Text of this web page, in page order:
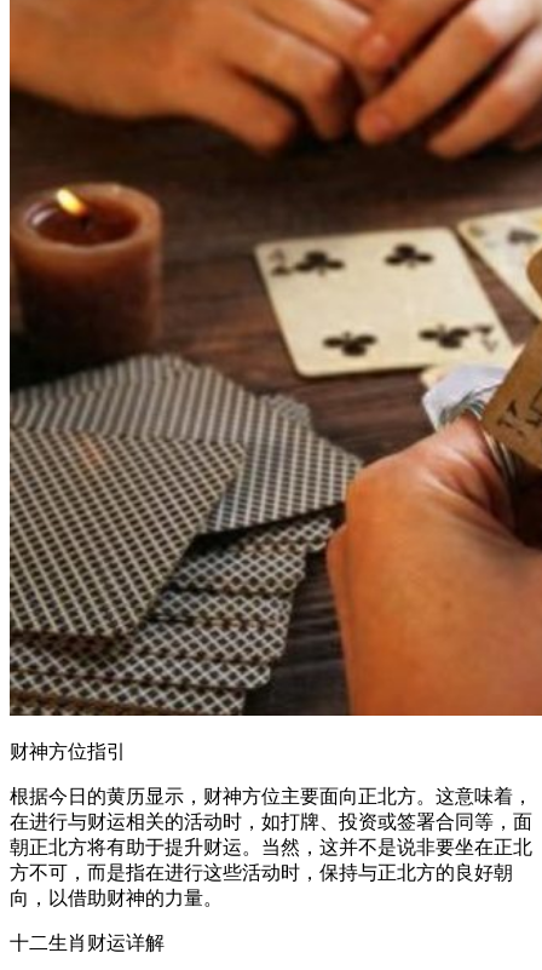
财神方位指引
根据今日的黄历显示，财神方位主要面向正北方。这意味着，
在进行与财运相关的活动时，如打牌、投资或签署合同等，面
朝正北方将有助于提升财运。当然，这并不是说非要坐在正北
方不可，而是指在进行这些活动时，保持与正北方的良好朝
向，以借助财神的力量。
十二生肖财运详解